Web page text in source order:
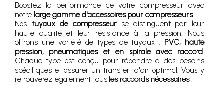
Boostez la performance de votre compresseur avec
notre large gamme d'accessoires pour compresseurs.
Nos tuyaux de compresseurse distinguent par leur
haute qualité et leur résistance à la pression. Nous
offrons une variété de types de tuyaux : PVC, haute
pression, pneumatiques et en spirale avec raccord.
Chaque type est conçu pour répondre à des besoins
spécifiques et assurer un transfert d'air optimal. Vous y
retrouverez également tous les raccords nécessaires!